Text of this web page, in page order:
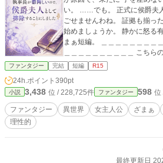
い。 ……でも。 正式に侯爵夫人となった今、その態度は見過
ごせませんわね。 証拠も揃ったことですし、そろそろ排除を
始めましょうか。 静かに怒る有能侯爵夫人による、理性的ざ
まぁ短編。 ＿＿＿＿＿＿＿＿
＿＿＿＿＿＿＿＿＿＿ こちら
も投稿しています。
ファンタジー 完結 短編 R15
24h.ポイント 390pt
小説 3,438 位 / 228,725件 ファンタジー 598 位
ファンタジー 異世界 女主人公 ざまぁ
理性的
最終更新日